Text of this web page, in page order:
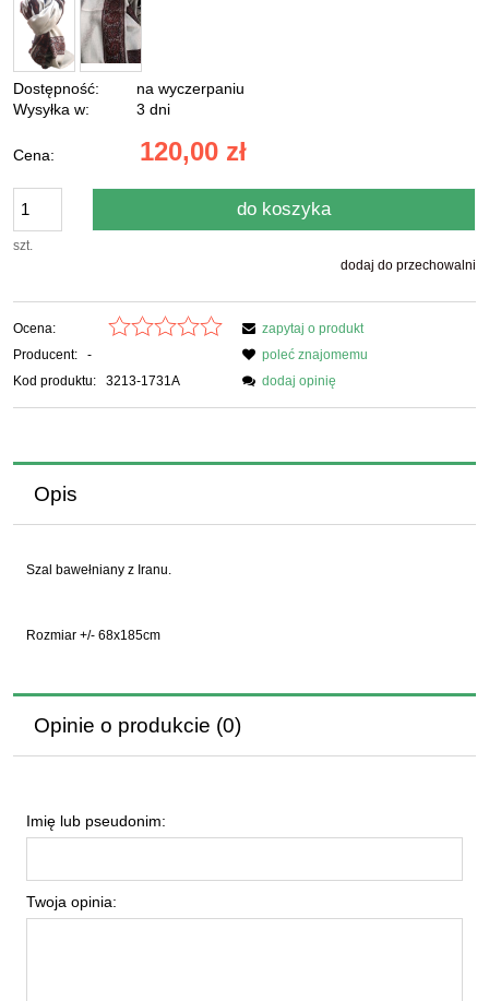
Dostępność:
na wyczerpaniu
Wysyłka w:
3 dni
Cena: 120,00 zł
szt.
do koszyka
dodaj do przechowalni
Ocena:
Producent:
-
Kod produktu:
3213-1731A
zapytaj o produkt
poleć znajomemu
dodaj opinię
Opis
Szal bawełniany z Iranu.
Rozmiar +/- 68x185cm
Opinie o produkcie (0)
Imię lub pseudonim:
Twoja opinia: